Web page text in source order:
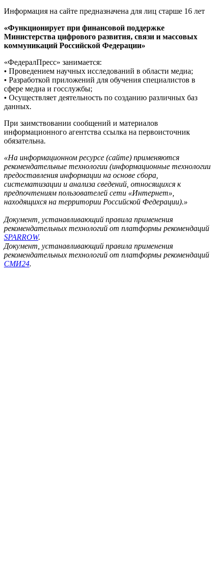
Информация на сайте предназначена для лиц старше 16 лет
«Функционирует при финансовой поддержке
Министерства цифрового развития, связи и массовых
коммуникаций Российской Федерации»
«ФедералПресс» занимается:
• Проведением научных исследований в области медиа;
• Разработкой приложений для обучения специалистов в
сфере медиа и госслужбы;
• Осуществляет деятельность по созданию различных баз
данных.
При заимствовании сообщений и материалов
информационного агентства ссылка на первоисточник
обязательна.
«На информационном ресурсе (сайте) применяются
рекомендательные технологии (информационные технологии
предоставления информации на основе сбора,
систематизации и анализа сведений, относящихся к
предпочтениям пользователей сети «Интернет»,
находящихся на территории Российской Федерации).»
Документ, устанавливающий правила применения
рекомендательных технологий от платформы рекомендаций
SPARROW.
Документ, устанавливающий правила применения
рекомендательных технологий от платформы рекомендаций
СМИ24.